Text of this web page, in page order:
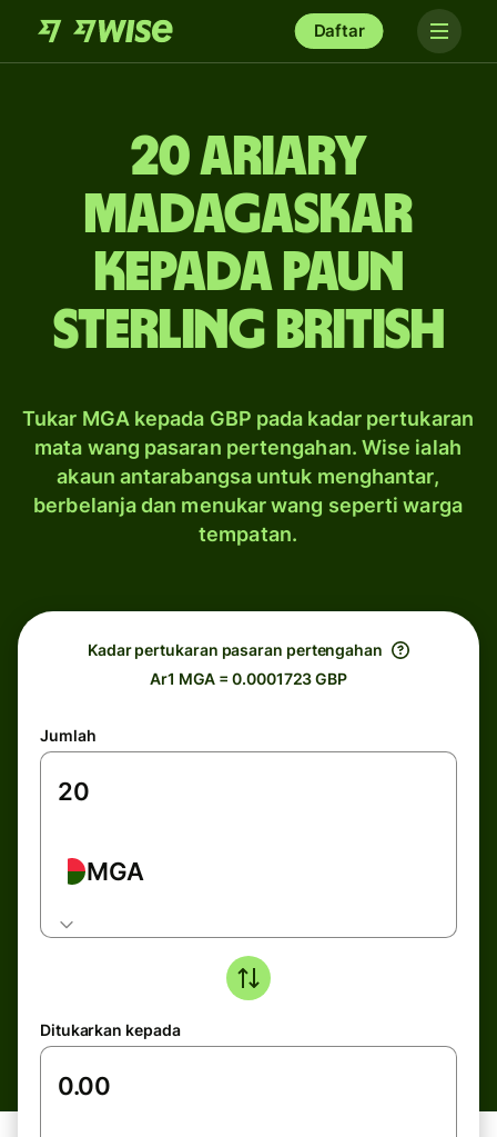
Daftar
20 ariary
Madagaskar
kepada paun
sterling British
Tukar MGA kepada GBP pada kadar pertukaran
mata wang pasaran pertengahan. Wise ialah
akaun antarabangsa untuk menghantar,
berbelanja dan menukar wang seperti warga
tempatan.
Kadar pertukaran pasaran pertengahan
Ar1 MGA = 0.0001723 GBP
Jumlah
MGA
Ditukarkan kepada